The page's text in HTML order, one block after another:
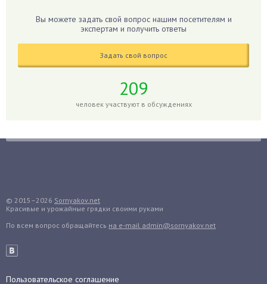
Голубика
Груши
Дайкон
Декабрист
Денежное дерево
Вы можете задать свой вопрос нашим посетителям и
экспертам и получить ответы
Задать свой вопрос
209
человек участвуют в обсуждениях
© 2015–2026 Sornyakov.net
Красивые и урожайные грядки своими руками
По всем вопрос обращайтесь на e-mail admin@sornyakov.net
Пользовательское соглашение